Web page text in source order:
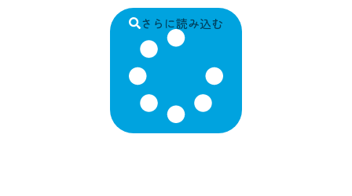
さらに読み込む